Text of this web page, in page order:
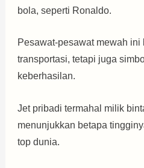
bola, seperti Ronaldo.
Pesawat-pesawat mewah ini
transportasi, tetapi juga
keberhasilan.
Jet pribadi termahal milik
menunjukkan betapa
top dunia.